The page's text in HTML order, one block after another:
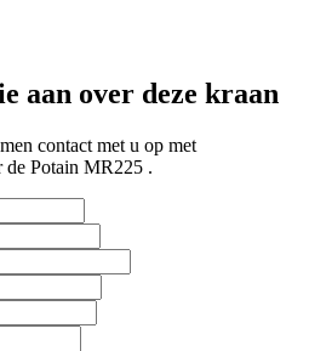
aan over deze kraan
contact met u op met
de Potain MR225 .